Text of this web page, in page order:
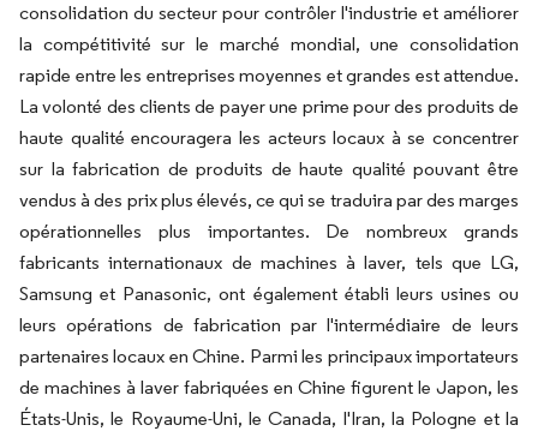
consolidation du secteur pour contrôler l'industrie et améliorer
la compétitivité sur le marché mondial, une consolidation
rapide entre les entreprises moyennes et grandes est attendue.
La volonté des clients de payer une prime pour des produits de
haute qualité encouragera les acteurs locaux à se concentrer
sur la fabrication de produits de haute qualité pouvant être
vendus à des prix plus élevés, ce qui se traduira par des marges
opérationnelles plus importantes. De nombreux grands
fabricants internationaux de machines à laver, tels que LG,
Samsung et Panasonic, ont également établi leurs usines ou
leurs opérations de fabrication par l'intermédiaire de leurs
partenaires locaux en Chine. Parmi les principaux importateurs
de machines à laver fabriquées en Chine figurent le Japon, les
États-Unis, le Royaume-Uni, le Canada, l'Iran, la Pologne et la